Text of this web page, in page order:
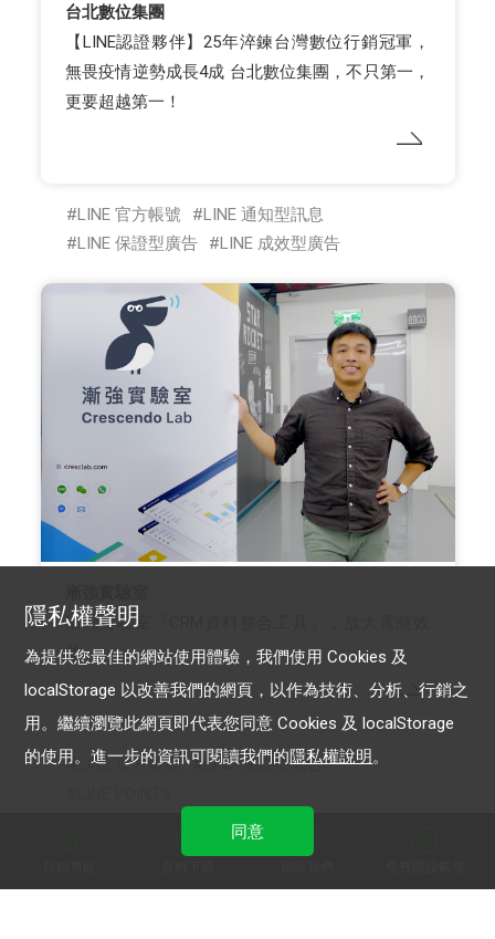
台北數位集團
【LINE認證夥伴】25年淬鍊台灣數位行銷冠軍，
無畏疫情逆勢成長4成 台北數位集團，不只第一，
更要超越第一！
LINE 官方帳號
LINE 通知型訊息
LINE 保證型廣告
LINE 成效型廣告
漸強實驗室「CRM資料整合工具」，放大電商效
益
LINE 官方帳號
LINE 保證型廣告
隱私權聲明
為提供您最佳的網站使用體驗，我們使用 Cookies 及
localStorage 以改善我們的網頁，以作為技術、分析、行銷之
用。繼續瀏覽此網頁即代表您同意 Cookies 及 localStorage
的使用。進一步的資訊可閱讀我們的隱私權說明。
同意